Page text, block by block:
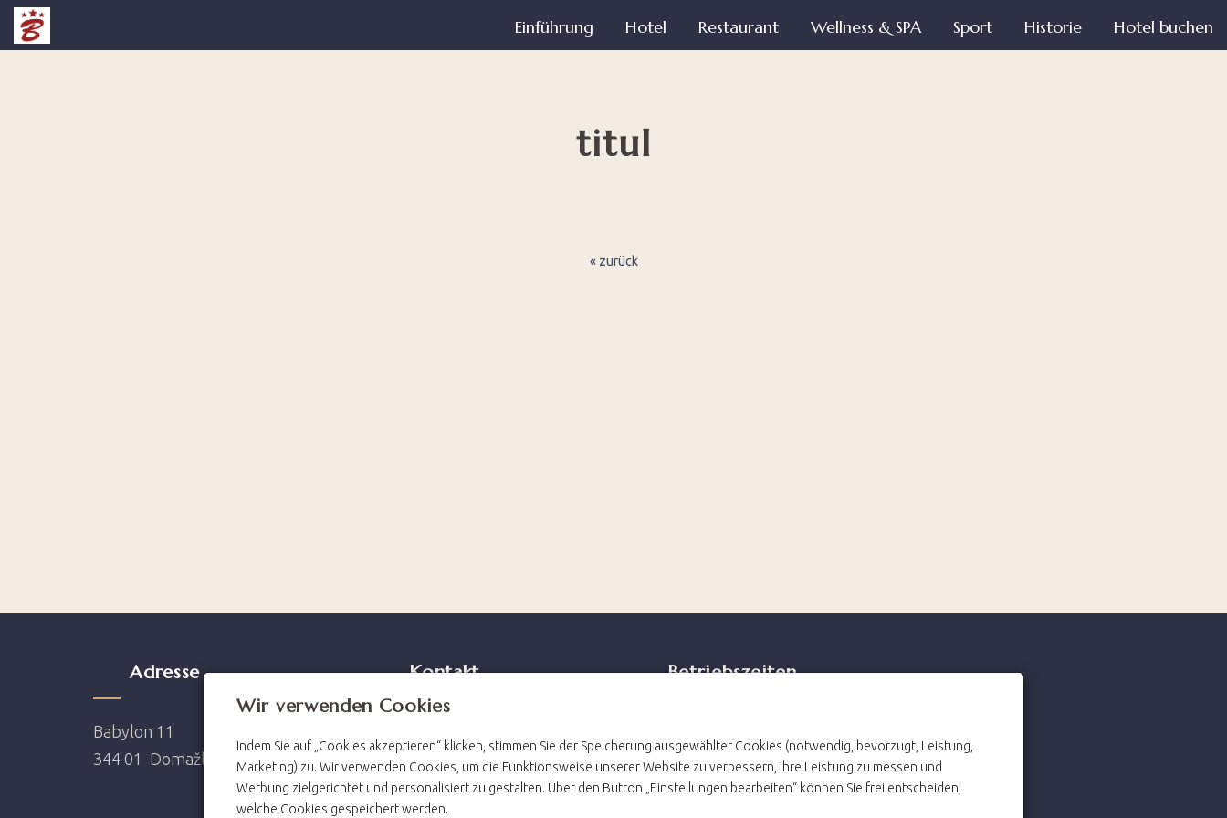
Einführung Hotel Restaurant Wellness & SPA Sport Historie Hotel buchen
titul
« zurück
Adresse
Babylon 11
344 01 Domažlice
Kontakt
+420 379 793 226
Betriebszeiten
Hotel 24/7
Restauraunt: Mo - So 8:00 -
Wir verwenden Cookies
Indem Sie auf „Cookies akzeptieren“ klicken, stimmen Sie der Speicherung ausgewählter Cookies (notwendig, bevorzugt, Leistung,
Marketing) zu. Wir verwenden Cookies, um die Funktionsweise unserer Website zu verbessern, ihre Leistung zu messen und
Werbung zielgerichtet und personalisiert zu gestalten. Über den Button „Einstellungen bearbeiten“ können Sie frei entscheiden,
welche Cookies gespeichert werden.